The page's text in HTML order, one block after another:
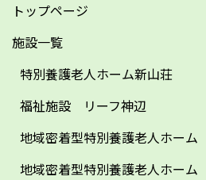
トップページ
施設一覧
特別養護老人ホーム新山荘
福祉施設 リーフ神辺
地域密着型特別養護老人ホー
地域密着型特別養護老人ホー